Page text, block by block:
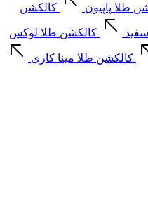
طلا پاپیون کالکشن
کالکشن طلا لوکس
کالکشن طلا مینا کاری